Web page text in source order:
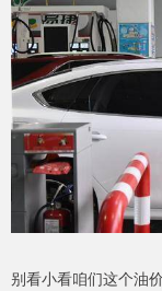
别看小看咱们这个油